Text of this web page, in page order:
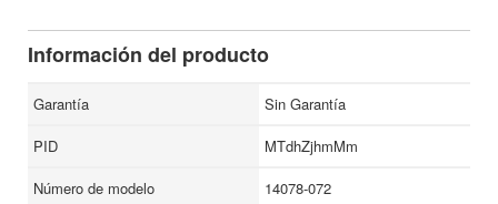
Información del producto
Garantía
Sin Garantía
PID
MTdhZjhmMm
Número de modelo
14078-072